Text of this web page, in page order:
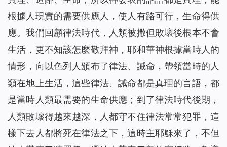
根據人現實的需要供應人，使人有路可行，生命得供
應。我們回顧律法時代，人類被撒但敗壞後根本不會
生活，更不知該怎麼敬拜神，耶和華神根據當時人的
情形，向以色列人頒布了律法、誡命，帶領當時的人
類在地上生活，這些律法、誡命都是真理的言語，都
是當時人類最需要的生命供應；到了律法時代後期，
人類敗壞得越來越深，人都守不住律法常常犯罪，這
樣下去人都將死在律法之下，這時主耶穌來了，不但